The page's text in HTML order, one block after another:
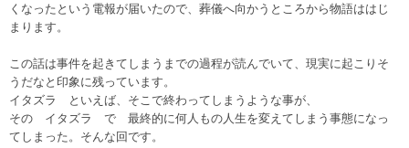
くなったという電報が届いたので、葬儀へ向かうところから物語ははじ
まります。
この話は事件を起きてしまうまでの過程が読んでいて、現実に起こりそ
うだなと印象に残っています。
イタズラ といえば、そこで終わってしまうような事が、
その イタズラ で 最終的に何人もの人生を変えてしまう事態になっ
てしまった。そんな回です。